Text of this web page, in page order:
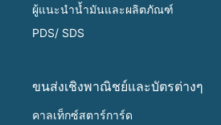
ผู้แนะนำน้ำมันและผลิตภัณฑ์
PDS/ SDS
ขนส่งเชิงพาณิชย์และบัตรต่างๆ
คาลเท็กซ์สตาร์การ์ด